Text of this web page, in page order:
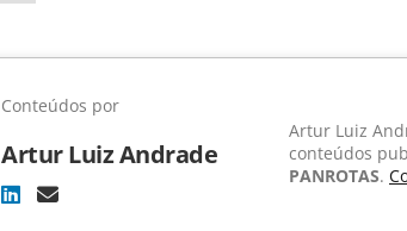
Conteúdos por
Artur Luiz Andrade
Artur Luiz
conteúdos
PANROTAS.